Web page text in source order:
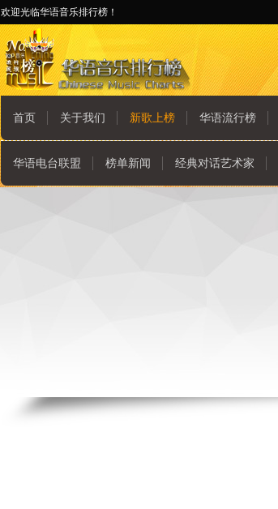
欢迎光临华语音乐排行榜！
首页 关于我们 新歌上榜 华语流行榜
华语电台联盟 榜单新闻 经典对话艺术家